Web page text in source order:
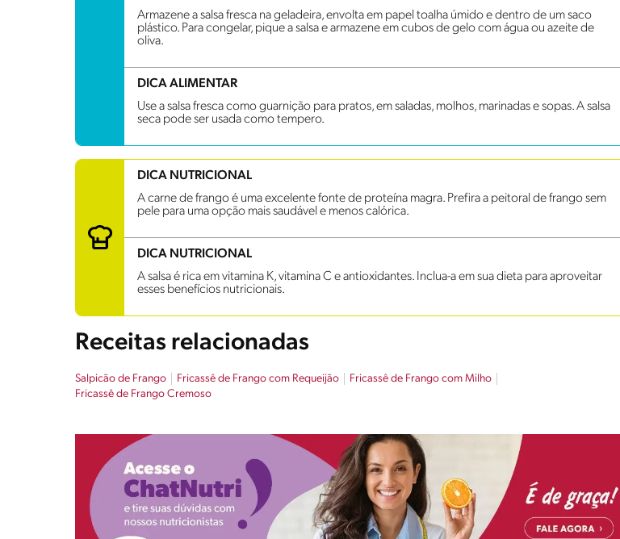
Armazene a salsa fresca na geladeira, envolta em papel toalha úmido e dentro de um saco
plástico. Para congelar, pique a salsa e armazene em cubos de gelo com água ou azeite de
oliva.
DICA ALIMENTAR
Use a salsa fresca como guarnição para pratos, em saladas, molhos, marinadas e sopas. A salsa
seca pode ser usada como tempero.
DICA NUTRICIONAL
A carne de frango é uma excelente fonte de proteína magra. Prefira a peitoral de frango sem
pele para uma opção mais saudável e menos calórica.
DICA NUTRICIONAL
A salsa é rica em vitamina K, vitamina C e antioxidantes. Inclua-a em sua dieta para aproveitar
esses benefícios nutricionais.
Receitas relacionadas
Salpicão de Frango Fricassê de Frango com Requeijão
Fricassê de Frango com Milho
Fricassê de Frango Cremoso